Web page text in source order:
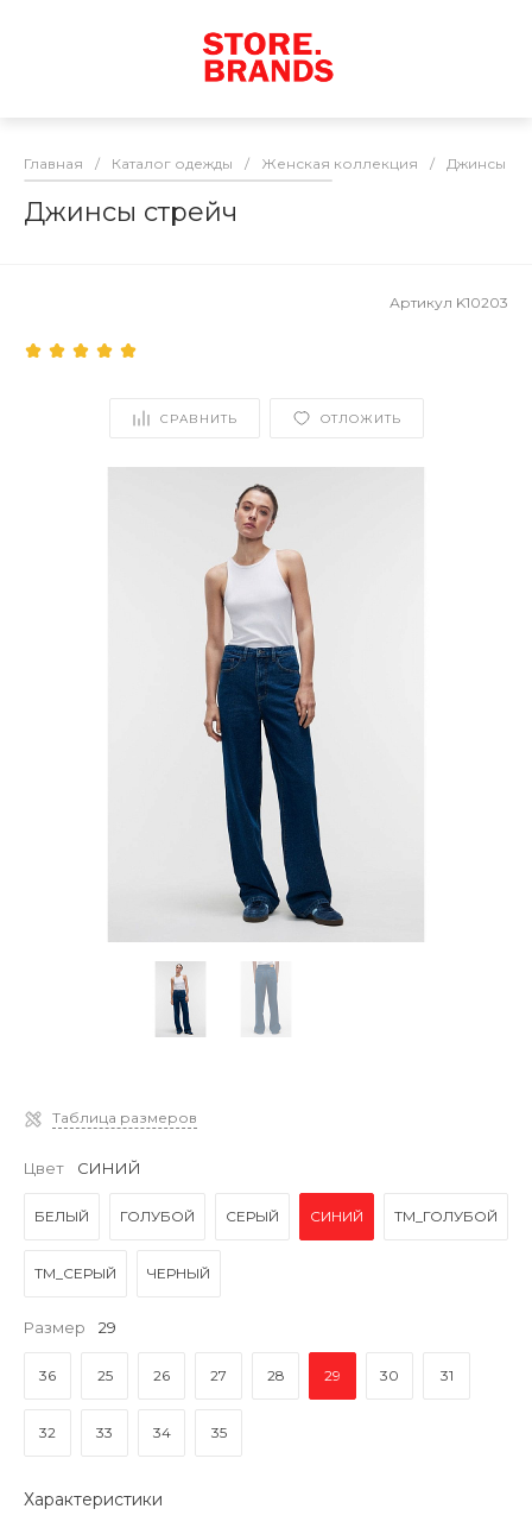
Главная / Каталог одежды / Женская коллекция / Джинсы /
Джинсы стрейч
Артикул K10203
СРАВНИТЬ ОТЛОЖИТЬ
Таблица размеров
Цвет СИНИЙ
БЕЛЫЙ ГОЛУБОЙ СЕРЫЙ СИНИЙ ТМ_ГОЛУБОЙ
ТМ_СЕРЫЙ ЧЕРНЫЙ
Размер 29
36 25 26 27 28 29 30 31
32 33 34 35
Характеристики